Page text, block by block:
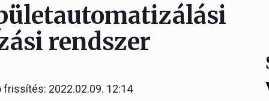
rendszer
frissítés: 2022.02.09. 12:14